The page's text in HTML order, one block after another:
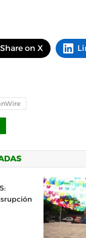
Share on X